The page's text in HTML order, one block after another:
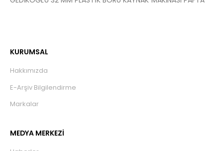
KURUMSAL
Hakkımızda
E-Arşiv Bilgilendirme
Markalar
MEDYA MERKEZİ